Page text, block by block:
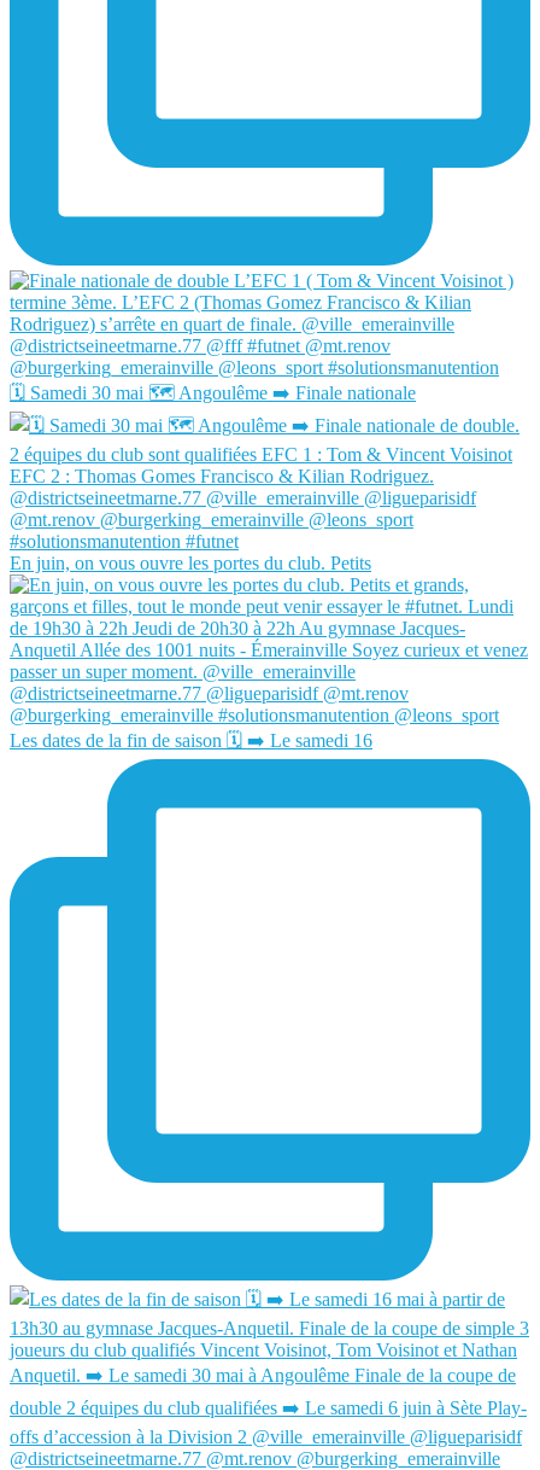
🗓️ Samedi 30 mai 🗺️ Angoulême ➡️ Finale nationale
En juin, on vous ouvre les portes du club. Petits
Les dates de la fin de saison 🗓️ ➡️ Le samedi 16